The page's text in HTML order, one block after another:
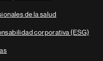
de la salud
corporativa (ESG)